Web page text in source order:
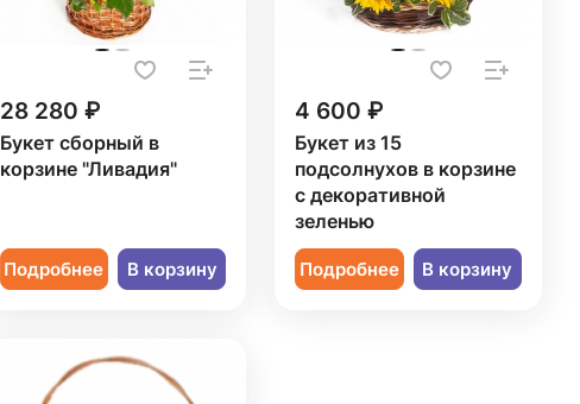
28 280 ₽
Букет сборный в
корзине "Ливадия"
Подробнее В корзину
4 600 ₽
Букет из 15
подсолнухов в корзине
с декоративной
зеленью
Подробнее В корзину